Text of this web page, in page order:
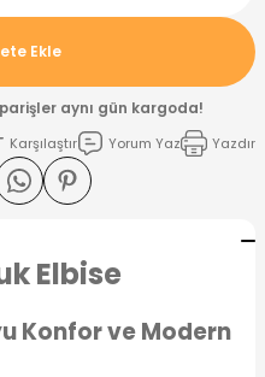
Ekle
aynı gün kargoda!
Karşılaştır Yorum Yaz Yazdır
Elbise
Konfor ve Modern